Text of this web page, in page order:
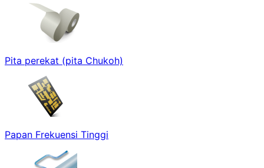
Pita perekat (pita Chukoh)
Papan Frekuensi Tinggi